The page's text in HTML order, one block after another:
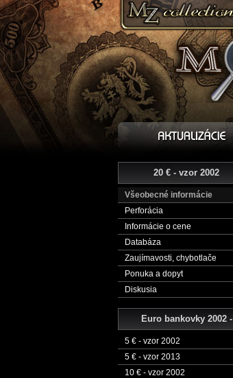
20 € - vzor 2002
Všeobecné informácie
Perforácia
Informácie o cene
Databáza
Zaujímavosti, chybotlače
Ponuka a dopyt
Diskusia
Euro bankovky 2002 -
5 € - vzor 2002
5 € - vzor 2013
10 € - vzor 2002